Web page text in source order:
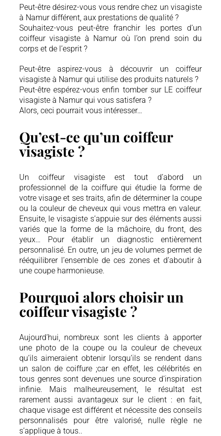
Peut-être désirez-vous vous rendre chez un visagiste
à Namur différent, aux prestations de qualité ?
Souhaitez-vous peut-être franchir les portes d’un
coiffeur visagiste à Namur où l’on prend soin du
corps et de l’esprit ?
Peut-être aspirez-vous à découvrir un coiffeur
visagiste à Namur qui utilise des produits naturels ?
Peut-être espérez-vous enfin tomber sur LE coiffeur
visagiste à Namur qui vous satisfera ?
Alors, ceci pourrait vous intéresser…
Qu’est-ce qu’un coiffeur
visagiste ?
Un coiffeur visagiste est tout d’abord un
professionnel de la coiffure qui étudie la forme de
votre visage et ses traits, afin de déterminer la coupe
ou la couleur de cheveux qui vous mettra en valeur.
Ensuite, le visagiste s’appuie sur des éléments aussi
variés que la forme de la mâchoire, du front, des
yeux… Pour établir un diagnostic entièrement
personnalisé. En outre, un jeu de volumes permet de
rééquilibrer l’ensemble de ces zones et d’aboutir à
une coupe harmonieuse.
Pourquoi alors choisir un
coiffeur visagiste ?
Aujourd’hui, nombreux sont les clients à apporter
une photo de la coupe ou la couleur de cheveux
qu’ils aimeraient obtenir lorsqu’ils se rendent dans
un salon de coiffure ;car en effet, les célébrités en
tous genres sont devenues une source d’inspiration
infinie. Mais malheureusement, le résultat est
rarement aussi avantageux sur le client : en fait,
chaque visage est différent et nécessite des conseils
personnalisés pour être valorisé, nulle règle ne
s’applique à tous..